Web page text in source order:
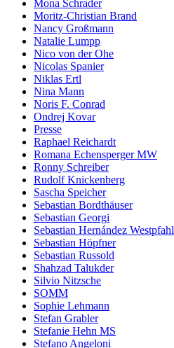
Mona Schrader
Moritz-Christian Brand
Nancy Großmann
Natalie Lumpp
Nico von der Ohe
Nicolas Spanier
Niklas Ertl
Nina Mann
Noris F. Conrad
Ondrej Kovar
Presse
Raphael Reichardt
Romana Echensperger MW
Ronny Schreiber
Rudolf Knickenberg
Sascha Speicher
Sebastian Bordthäuser
Sebastian Georgi
Sebastian Hernández Westpfahl
Sebastian Höpfner
Sebastian Russold
Shahzad Talukder
Silvio Nitzsche
SOMM
Sophie Lehmann
Stefan Grabler
Stefanie Hehn MS
Stefano Angeloni